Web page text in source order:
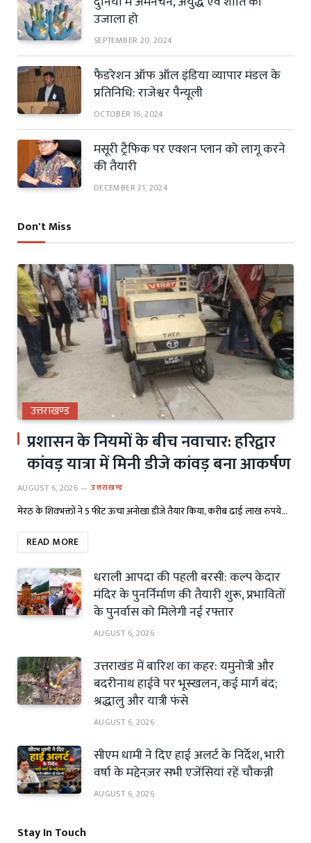
उजाला हो
SEPTEMBER 20, 2024
फैडरेशन ऑफ ऑल इंडिया व्यापार मंडल के
प्रतिनिधि: राजेश्वर पैन्यूली
OCTOBER 16, 2024
मसूरी ट्रैफिक पर एक्शन प्लान को लागू करने
की तैयारी
DECEMBER 21, 2024
Don't Miss
उत्तराखण्ड
प्रशासन के नियमों के बीच नवाचार: हरिद्वार
कांवड़ यात्रा में मिनी डीजे कांवड़ बना आकर्षण
AUGUST 6, 2026 उत्तराखण्ड
मेरठ के शिवभक्तों ने 5 फीट ऊंचा अनोखा डीजे तैयार किया, करीब ढाई लाख रुपये…
READ MORE
धराली आपदा की पहली बरसी: कल्प केदार
मंदिर के पुनर्निर्माण की तैयारी शुरू, प्रभावितों
के पुनर्वास को मिलेगी नई रफ्तार
AUGUST 6, 2026
उत्तराखंड में बारिश का कहर: यमुनोत्री और
बदरीनाथ हाईवे पर भूस्खलन, कई मार्ग बंद;
श्रद्धालु और यात्री फंसे
AUGUST 6, 2026
सीएम धामी ने दिए हाई अलर्ट के निर्देश, भारी
वर्षा के मद्देनज़र सभी एजेंसियां रहें चौकन्नी
AUGUST 6, 2026
Stay In Touch